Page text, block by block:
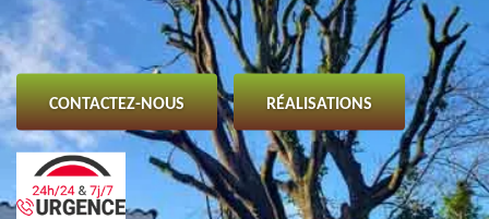
CONTACTEZ-NOUS RÉALISATIONS